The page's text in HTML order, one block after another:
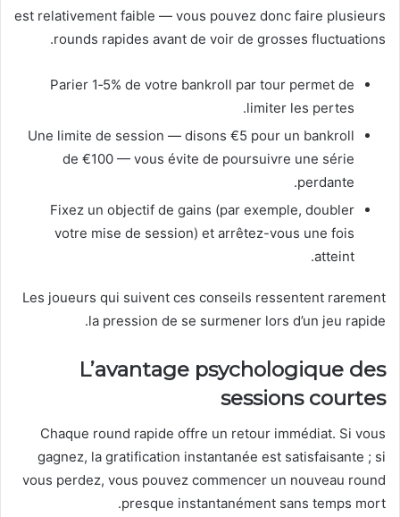
est relativement faible — vous pouvez donc faire plusieurs
rounds rapides avant de voir de grosses fluctuations.
Parier 1‑5% de votre bankroll par tour permet de
limiter les pertes.
Une limite de session — disons €5 pour un bankroll
de €100 — vous évite de poursuivre une série
perdante.
Fixez un objectif de gains (par exemple, doubler
votre mise de session) et arrêtez-vous une fois
atteint.
Les joueurs qui suivent ces conseils ressentent rarement
la pression de se surmener lors d’un jeu rapide.
L’avantage psychologique des
sessions courtes
Chaque round rapide offre un retour immédiat. Si vous
gagnez, la gratification instantanée est satisfaisante ; si
vous perdez, vous pouvez commencer un nouveau round
presque instantanément sans temps mort.